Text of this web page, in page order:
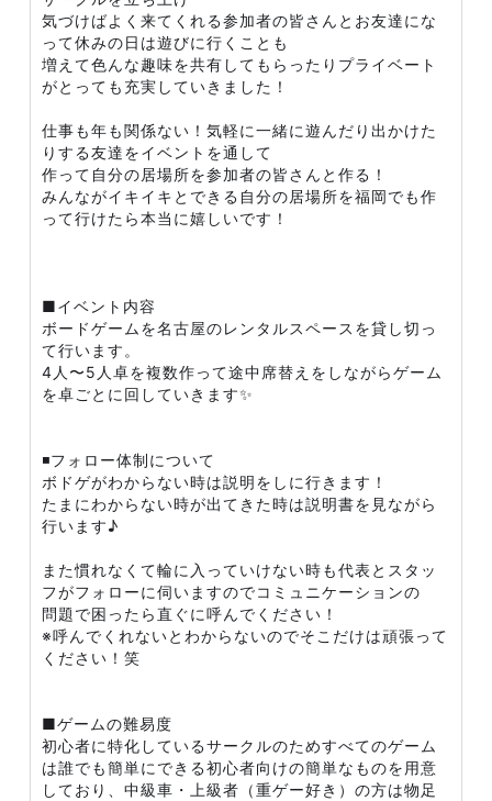
気づけばよく来てくれる参加者の皆さんとお友達にな
って休みの日は遊びに行くことも
増えて色んな趣味を共有してもらったりプライベート
がとっても充実していきました！
仕事も年も関係ない！気軽に一緒に遊んだり出かけた
りする友達をイベントを通して
作って自分の居場所を参加者の皆さんと作る！
みんながイキイキとできる自分の居場所を福岡でも作
って行けたら本当に嬉しいです！
■イベント内容
ボードゲームを名古屋のレンタルスペースを貸し切っ
て行います。
4人〜5人卓を複数作って途中席替えをしながらゲーム
を卓ごとに回していきます✨
◾️フォロー体制について
ボドゲがわからない時は説明をしに行きます！
たまにわからない時が出てきた時は説明書を見ながら
行います♪
また慣れなくて輪に入っていけない時も代表とスタッ
フがフォローに伺いますのでコミュニケーションの
問題で困ったら直ぐに呼んでください！
※呼んでくれないとわからないのでそこだけは頑張って
ください！笑
■ゲームの難易度
初心者に特化しているサークルのためすべてのゲーム
は誰でも簡単にできる初心者向けの簡単なものを用意
しており、中級車・上級者（重ゲー好き）の方は物足